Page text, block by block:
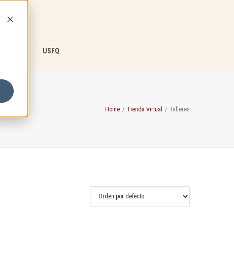
USFQ
Home / Tienda Virtual / Talleres